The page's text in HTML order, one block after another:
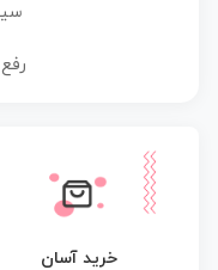
خرید آسان